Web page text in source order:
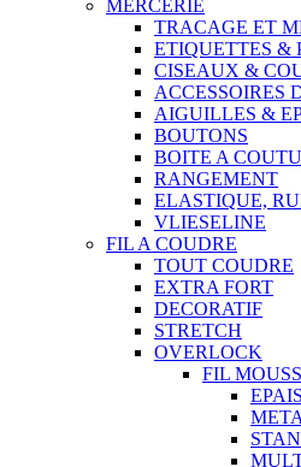
MERCERIE
TRACAGE ET
ETIQUETTES &
CISEAUX &
ACCESSOIRES
AIGUILLES &
BOUTONS
BOITE A
RANGEMENT
ELASTIQUE,
VLIESELINE
FIL A COUDRE
TOUT COUDRE
EXTRA FORT
DECORATIF
STRETCH
OVERLOCK
FIL
EPAIS